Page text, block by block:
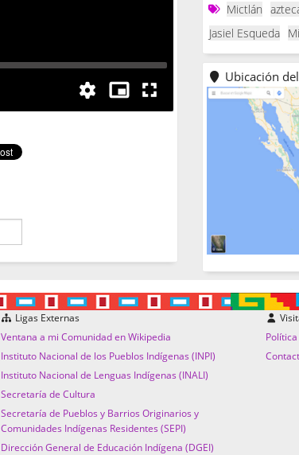
Mictlán
Jasiel Esqueda
Ubicación
Ligas Externas
Ventana a mi Comunidad en Wikipedia
Instituto Nacional de los Pueblos Indígenas (INPI)
Instituto Nacional de Lenguas Indígenas (INALI)
Secretaría de Cultura
Secretaría de Pueblos y Barrios Originarios y
Comunidades Indígenas Residentes (SEPI)
Dirección General de Educación Indígena (DGEI)